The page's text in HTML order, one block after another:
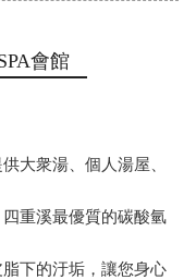
會館
大衆湯、個人湯屋、
重溪最優質的碳酸氫
下的汙垢，讓您身心